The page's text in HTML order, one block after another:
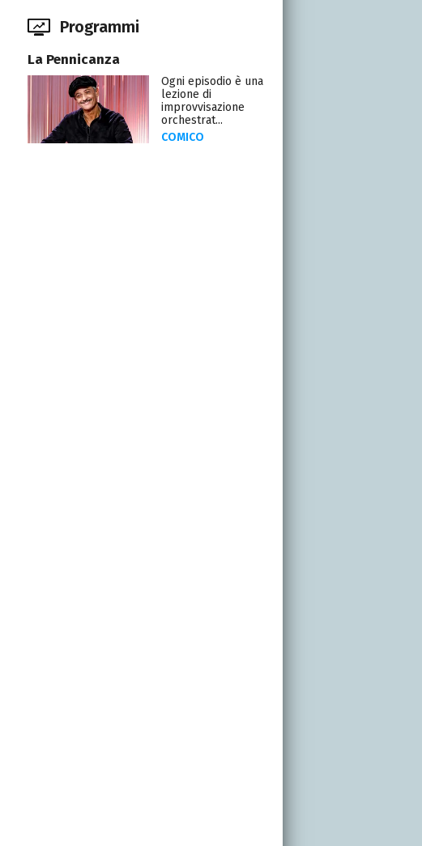
Programmi
La Pennicanza
Ogni episodio è una
lezione di
improvvisazione
orchestrat...
COMICO